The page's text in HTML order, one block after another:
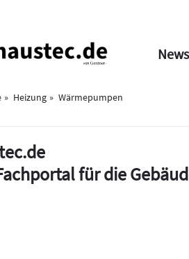
News
Heizung
Wärmepumpen
für die